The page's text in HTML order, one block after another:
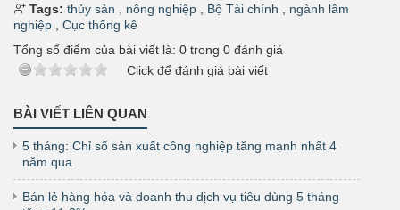
Tags: thủy sản nông nghiệp Bộ Tài chính
ngành lâm
nghiệp
Cục thống kê
Tổng số điểm của bài viết là: 0 trong 0 đánh giá
Click để đánh giá bài viết
BÀI VIẾT LIÊN QUAN
5 tháng: Chỉ số sản xuất công nghiệp tăng mạnh nhất 4
năm qua
Bán lẻ hàng hóa và doanh thu dịch vụ tiêu dùng 5 tháng